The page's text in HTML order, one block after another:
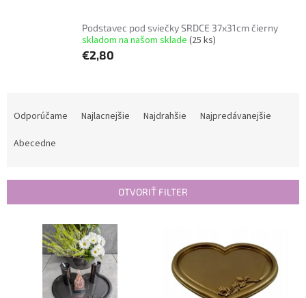
Podstavec pod sviečky SRDCE 37x31cm čierny
skladom na našom sklade (25 ks)
€2,80
p
Odporúčame Najlacnejšie Najdrahšie
Najpredávanejšie
Abecedne
OTVORIŤ FILTER